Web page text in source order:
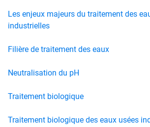
Les enjeux majeurs du traitement des
industrielles
Filière de traitement des eaux
Neutralisation du pH
Traitement biologique
Traitement biologique des eaux usées